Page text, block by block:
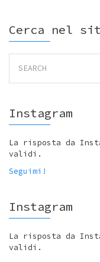
Cerca nel
for:
Instagram
La risposta da
validi.
Seguimi!
Instagram
La risposta da
validi.